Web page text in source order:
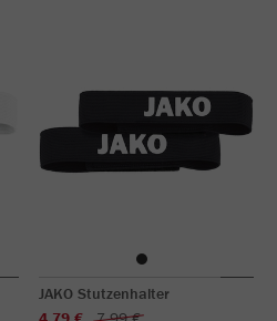
JAKO Stutzenhalter